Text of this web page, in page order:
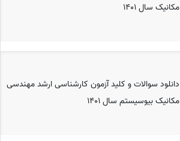
مکانیک سال 1401
دانلود سوالات و کلید آزمون کارشناسی ارشد مهندسی
مکانیک بیوسیستم سال 1401